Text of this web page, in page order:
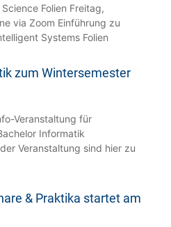
Folien Freitag,
via Zoom Einführung zu
Systems Folien
zum Wintersemester
Veranstaltung für
Informatik
Veranstaltung sind hier zu
& Praktika startet am